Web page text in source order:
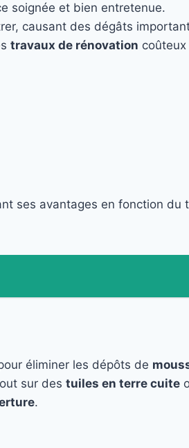
soignée et bien entretenue.
causant des dégâts
travaux de rénovation
ses avantages en fonction du
éliminer les dépôts de
sur des tuiles en terre cuite
.